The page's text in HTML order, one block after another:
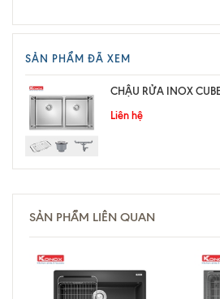
SẢN PHẨM ĐÃ XEM
CHẬU RỬA INOX
Liên hệ
SẢN PHẨM LIÊN QUAN